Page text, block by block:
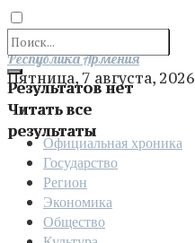
Результатов нет
Читать все
результаты
Отправить
Республика Армения
Пятница, 7 августа, 2026
Официальная хроника
Государство
Регион
Экономика
Общество